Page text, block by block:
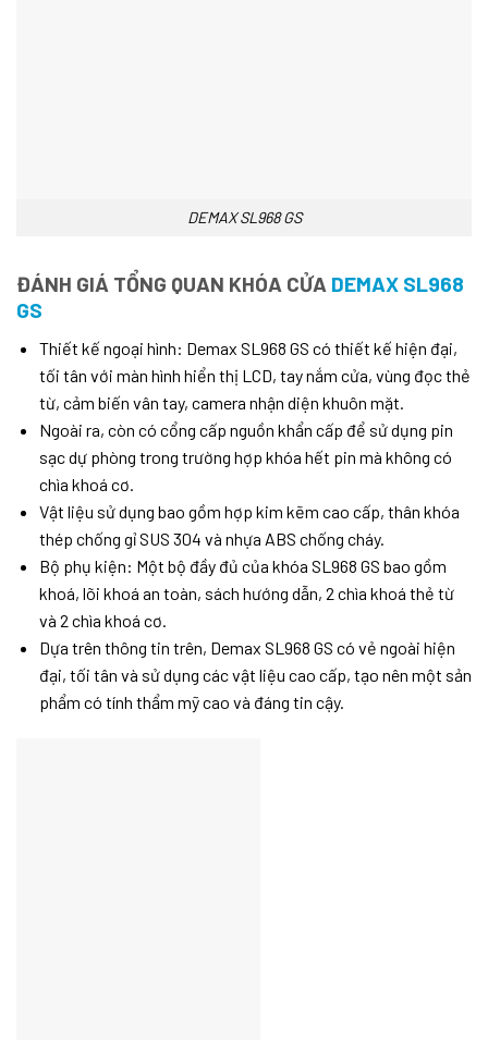
DEMAX SL968 GS
ĐÁNH GIÁ TỔNG QUAN KHÓA CỬA DEMAX SL968
GS
Thiết kế ngoại hình: Demax SL968 GS có thiết kế hiện đại,
tối tân với màn hình hiển thị LCD, tay nắm cửa, vùng đọc thẻ
từ, cảm biến vân tay, camera nhận diện khuôn mặt.
Ngoài ra, còn có cổng cấp nguồn khẩn cấp để sử dụng pin
sạc dự phòng trong trường hợp khóa hết pin mà không có
chìa khoá cơ.
Vật liệu sử dụng bao gồm hợp kim kẽm cao cấp, thân khóa
thép chống gỉ SUS 304 và nhựa ABS chống cháy.
Bộ phụ kiện: Một bộ đầy đủ của khóa SL968 GS bao gồm
khoá, lõi khoá an toàn, sách hướng dẫn, 2 chìa khoá thẻ từ
và 2 chìa khoá cơ.
Dựa trên thông tin trên, Demax SL968 GS có vẻ ngoài hiện
đại, tối tân và sử dụng các vật liệu cao cấp, tạo nên một sản
phẩm có tính thẩm mỹ cao và đáng tin cậy.